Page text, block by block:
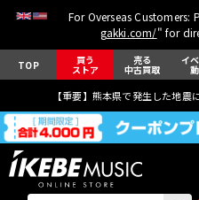
For Overseas Customers:
gakki.com/" for
TOP 買う
ストア
売る
中古買取
イ
【重要】熊本県で発生した地